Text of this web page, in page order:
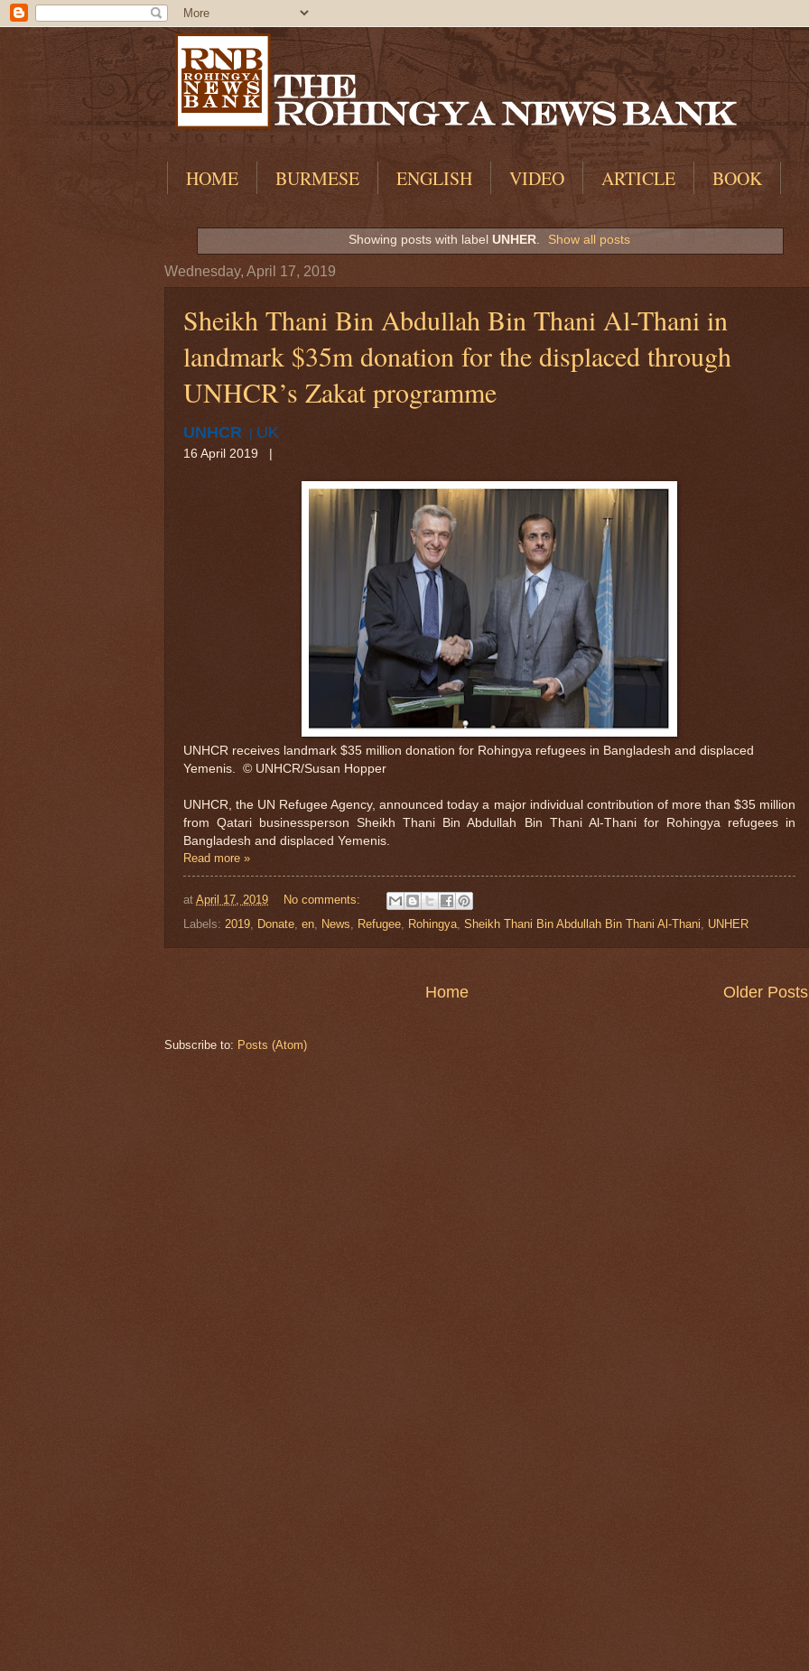
HOME BURMESE ENGLISH VIDEO ARTICLE BOOK
Showing posts with label UNHER. Show all posts
Wednesday, April 17, 2019
Sheikh Thani Bin Abdullah Bin Thani Al-Thani in
landmark $35m donation for the displaced through
UNHCR’s Zakat programme
UNHCR UK
16 April 2019 |
UNHCR receives landmark $35 million donation for Rohingya refugees in Bangladesh and displaced
Yemenis. © UNHCR/Susan Hopper
UNHCR, the UN Refugee Agency, announced today a major individual contribution of more than $35 million
from Qatari businessperson Sheikh Thani Bin Abdullah Bin Thani Al-Thani for Rohingya refugees in
Bangladesh and displaced Yemenis.
Read more »
at April 17, 2019
No comments:
Labels: 2019 Donate en News Refugee Rohingya Sheikh Thani Bin Abdullah Bin Thani Al-Thani UNHER
Older Posts
Home
Subscribe to: Posts (Atom)